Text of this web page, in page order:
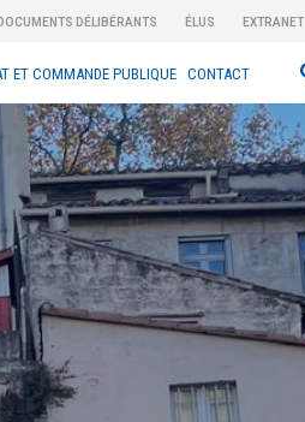
DOCUMENTS DÉLIBÉRANTS ÉLUS EXTRANET
ET COMMANDE PUBLIQUE CONTACT